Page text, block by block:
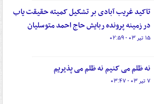
تاکید غریب آبادی بر تشکیل کمیته حقیقت یاب
در زمینه پرونده ربایش حاج احمد متوسلیان
۱۵ تیر ۰۳ - ۰۲:۵۹
نه ظلم می کنیم نه ظلم می پذیریم
۷ تیر ۰۳ - ۰۳:۴۷